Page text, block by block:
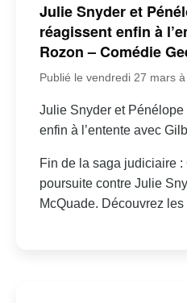
Julie Snyder et
réagissent enfin à
Rozon – Comédie
Publié le vendredi 27 mars
Julie Snyder et
enfin à l’entente avec
Fin de la saga judiciaire
poursuite contre Julie
McQuade. Découvrez